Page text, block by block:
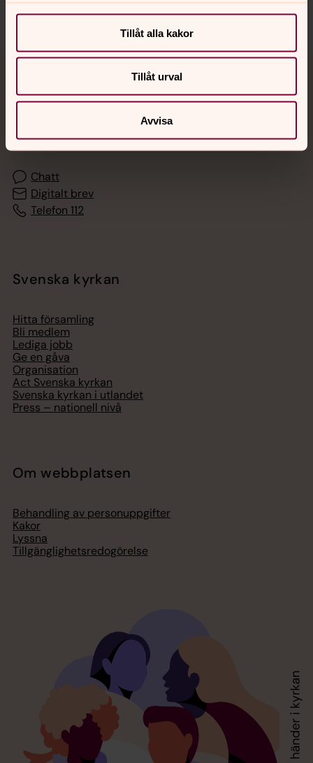
Tillåt alla kakor
Tillåt urval
Avvisa
Jourhavande präst
Akut samtals- och krisstöd. Prata eller chatta anonymt
med en präst på kvällar och nätter.
Chatt
Digitalt brev
Telefon 112
Svenska kyrkan
Hitta församling
Bli medlem
Lediga jobb
Ge en gåva
Organisation
Act Svenska kyrkan
Svenska kyrkan i utlandet
Press – nationell nivå
Om webbplatsen
Behandling av personuppgifter
Kakor
Lyssna
Tillgänglighetsredogörelse